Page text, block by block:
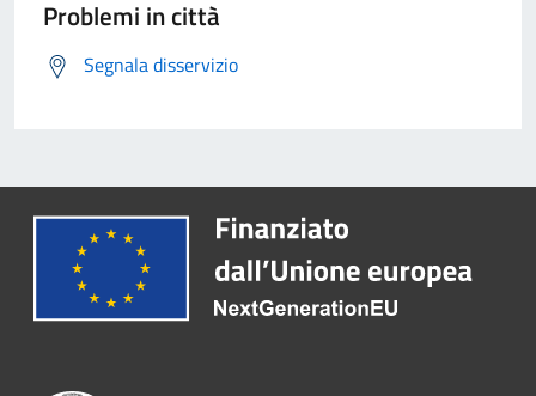
Problemi in città
Segnala disservizio